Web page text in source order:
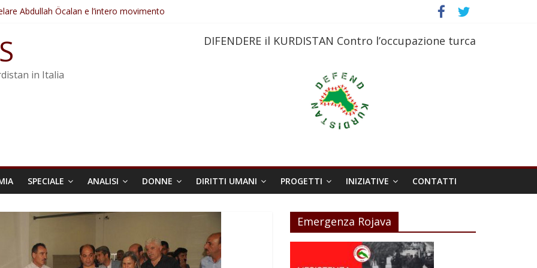
Abdullah Öcalan e l’intero movimento
ostacolerebbe l’attuazione della legge
di guerra dell’Iran
trasformata in legge positiva
in Italia
DIFENDERE il KURDISTAN Contro l’occupazione turca
SPECIALE ANALISI DONNE DIRITTI UMANI PROGETTI INIZIATIVE CONTATTI
Emergenza Rojava